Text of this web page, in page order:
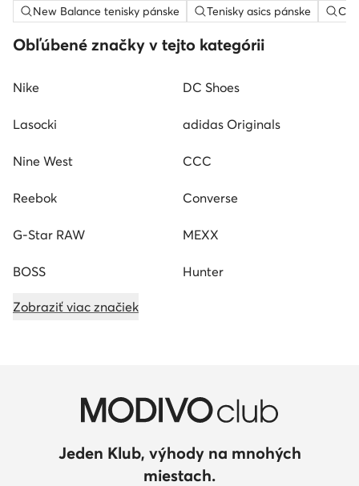
New Balance tenisky pánske Tenisky asics pánske
Obľúbené značky v tejto kategórii
Nike DC Shoes
Lasocki adidas Originals
Nine West CCC
Reebok Converse
G-Star RAW MEXX
BOSS Hunter
Zobraziť viac značiek
Jeden Klub, výhody na mnohých
miestach.